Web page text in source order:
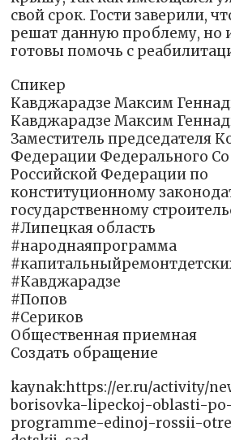
свой срок. Гости заверили,
решат данную проблему, но
готовы помочь с
Спикер
Кавджарадзе Максим
Кавджарадзе Максим
Заместитель председателя
Федерации Федерального
Российской Федерации по
конституционному
государственному
#Липецкая область
#народнаяпрограмма
#Кавджарадзе
#Попов
#Сериков
Общественная приемная
Создать обращение
kaynak:https://er.ru/activity/
borisovka-lipeckoj-oblasti-
programme-edinoj-rossii-